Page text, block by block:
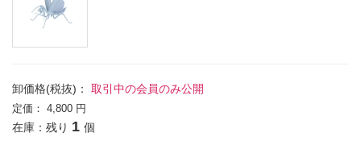
卸価格(税抜)： 取引中の会員のみ公開
定価： 4,800 円
在庫：残り 1 個